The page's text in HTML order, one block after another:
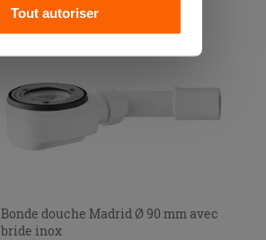
Tout autoriser
Bonde douche Madrid Ø 90 mm avec
bride inox